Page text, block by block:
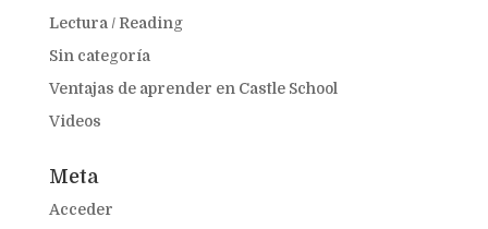
Lectura / Reading
Sin categoría
Ventajas de aprender en Castle School
Videos
Meta
Acceder